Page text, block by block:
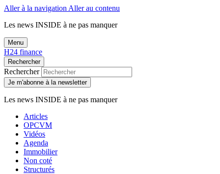
Aller à la navigation Aller au contenu
Les news INSIDE à ne pas manquer
Menu
H24 finance
Rechercher
Rechercher
Je m'abonne à la newsletter
Les news INSIDE à ne pas manquer
Articles
OPCVM
Vidéos
Agenda
Immobilier
Non coté
Structurés